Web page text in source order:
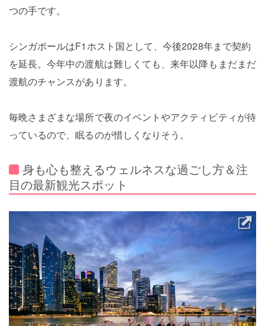
つの手です。
シンガポールはF1ホスト国として、今後2028年まで契約
を延長。今年中の渡航は難しくても、来年以降もまだまだ
渡航のチャンスがあります。
毎晩さまざまな場所で夜のイベントやアクティビティが待
っているので、眠るのが惜しくなりそう。
身も心も整えるウェルネスな過ごし方＆注
目の最新観光スポット